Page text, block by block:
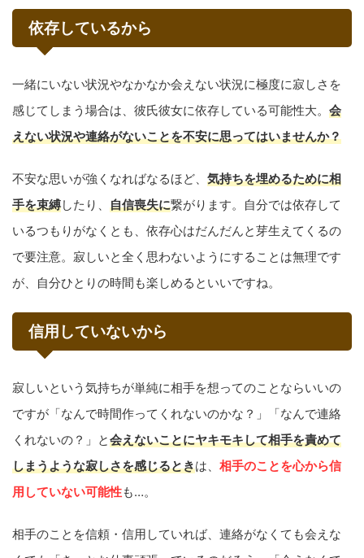
依存しているから
一緒にいない状況やなかなか会えない状況に極度に寂しさを
感じてしまう場合は、彼氏彼女に依存している可能性大。 会
えない状況や連絡がないことを不安に思ってはいませんか？
不安な思いが強くなればなるほど、 気持ちを埋めるために相
手を束縛したり、 自信喪失に繋がります。自分では依存して
いるつもりがなくとも、依存心はだんだんと芽生えてくるの
で要注意。寂しいと全く思わないようにすることは無理です
が、自分ひとりの時間も楽しめるといいですね。
信用していないから
寂しいという気持ちが単純に相手を想ってのことならいいの
ですが「なんで時間作ってくれないのかな？」「なんで連絡
くれないの？」と会えないことにヤキモキして相手を責めて
しまうような寂しさを感じるときは、 相手のことを心から信
用していない可能性も…。
相手のことを信頼・信用していれば、連絡がなくても会えな